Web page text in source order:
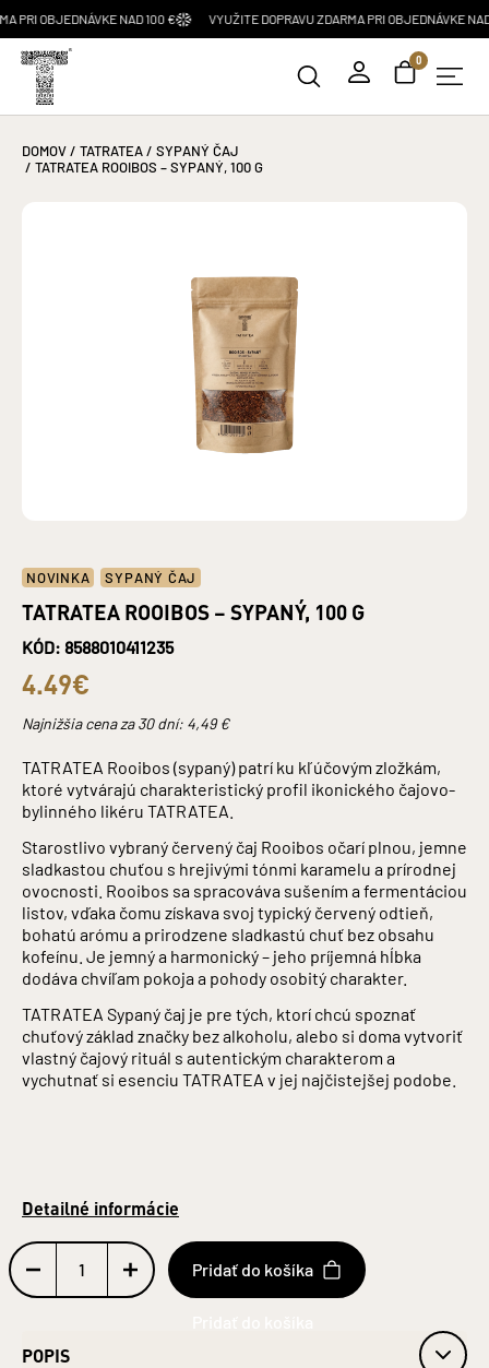
OBJEDNÁVKE NAD 100 € VYUŽITE DOPRAVU ZDARMA PRI OBJEDNÁVKE NAD 100
0
DOMOV/ TATRATEA/ SYPANÝ ČAJ
/ TATRATEA ROOIBOS – SYPANÝ, 100 G
NOVINKA SYPANÝ ČAJ
TATRATEA ROOIBOS – SYPANÝ, 100 G
KÓD: 8588010411235
4.49€
Najnižšia cena za 30 dní: 4,49€
TATRATEA Rooibos (sypaný) patrí ku kľúčovým zložkám,
ktoré vytvárajú charakteristický profil ikonického čajovo-
bylinného likéru TATRATEA.
Starostlivo vybraný červený čaj Rooibos očarí plnou, jemne
sladkastou chuťou s hrejivými tónmi karamelu a prírodnej
ovocnosti. Rooibos sa spracováva sušením a fermentáciou
listov, vďaka čomu získava svoj typický červený odtieň,
bohatú arómu a prirodzene sladkastú chuť bez obsahu
kofeínu. Je jemný a harmonický – jeho príjemná hĺbka
dodáva chvíľam pokoja a pohody osobitý charakter.
TATRATEA Sypaný čaj je pre tých, ktorí chcú spoznať
chuťový základ značky bez alkoholu, alebo si doma vytvoriť
vlastný čajový rituál s autentickým charakterom a
vychutnať si esenciu TATRATEA v jej najčistejšej podobe.
Detailné informácie
Pridať do košíka
POPIS